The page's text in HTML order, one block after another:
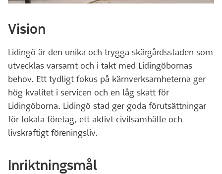
Vision
Lidingö är den unika och trygga skärgårdsstaden som
utvecklas varsamt och i takt med Lidingöbornas
behov. Ett tydligt fokus på kärnverksamheterna ger
hög kvalitet i servicen och en låg skatt för
Lidingöborna. Lidingö stad ger goda förutsättningar
för lokala företag, ett aktivt civilsamhälle och
livskraftigt föreningsliv.
Inriktningsmål